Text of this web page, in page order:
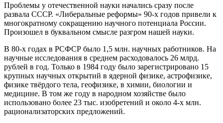
Проблемы у отечественной науки начались сразу после
развала СССР. «Либеральные реформы» 90-х годов привели к
многократному сокращению научного потенциала России.
Произошел в буквальном смысле разгром нашей науки.
В 80-х годах в РСФСР было 1,5 млн. научных работников. На
научные исследования в среднем расходовалось 26 млрд.
рублей в год. Только в 1984 году было зарегистрировано 15
крупных научных открытий в ядерной физике, астрофизике,
физике твёрдого тела, геофизике, в химии, биологии и
медицине. В том же году в народном хозяйстве было
использовано более 23 тыс. изобретений и около 4-х млн.
рационализаторских предложений.